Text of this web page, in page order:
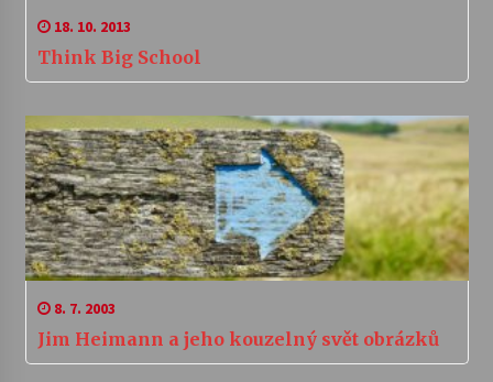
18. 10. 2013
Think Big School
8. 7. 2003
Jim Heimann a jeho kouzelný svět obrázků